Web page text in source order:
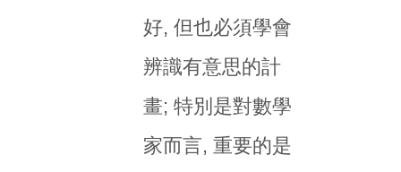
好, 但也必須學會
辨識有意思的計
畫; 特別是對數學
家而言, 重要的是